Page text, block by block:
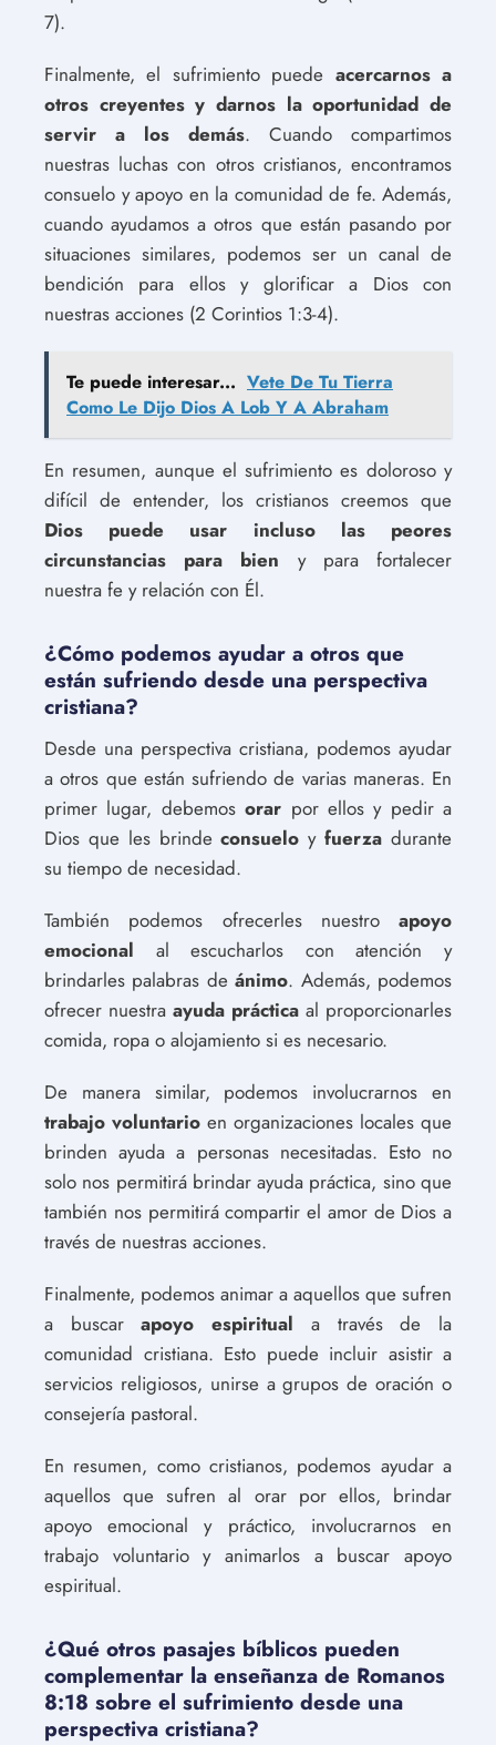
7).
Finalmente, el sufrimiento puede acercarnos a
otros creyentes y darnos la oportunidad de
servir a los demás. Cuando compartimos
nuestras luchas con otros cristianos, encontramos
consuelo y apoyo en la comunidad de fe. Además,
cuando ayudamos a otros que están pasando por
situaciones similares, podemos ser un canal de
bendición para ellos y glorificar a Dios con
nuestras acciones (2 Corintios 1:3-4).
Te puede interesar... Vete De Tu Tierra
Como Le Dijo Dios A Lob Y A Abraham
En resumen, aunque el sufrimiento es doloroso y
difícil de entender, los cristianos creemos que
Dios puede usar incluso las peores
circunstancias para bien y para fortalecer
nuestra fe y relación con Él.
¿Cómo podemos ayudar a otros que
están sufriendo desde una perspectiva
cristiana?
Desde una perspectiva cristiana, podemos ayudar
a otros que están sufriendo de varias maneras. En
primer lugar, debemosorar por ellos y pedir a
Dios que les brindeconsuelo yfuerza durante
su tiempo de necesidad.
También podemos ofrecerles nuestro apoyo
emocional al escucharlos con atención y
brindarles palabras deánimo. Además, podemos
ofrecer nuestra ayuda práctica al proporcionarles
comida, ropa o alojamiento si es necesario.
De manera similar, podemos involucrarnos en
trabajo voluntario en organizaciones locales que
brinden ayuda a personas necesitadas. Esto no
solo nos permitirá brindar ayuda práctica, sino que
también nos permitirá compartir el amor de Dios a
través de nuestras acciones.
Finalmente, podemos animar a aquellos que sufren
a buscarapoyo espiritual a través de la
comunidad cristiana. Esto puede incluir asistir a
servicios religiosos, unirse a grupos de oración o
consejería pastoral.
En resumen, como cristianos, podemos ayudar a
aquellos que sufren al orar por ellos, brindar
apoyo emocional y práctico, involucrarnos en
trabajo voluntario y animarlos a buscar apoyo
espiritual.
¿Qué otros pasajes bíblicos pueden
complementar la enseñanza de Romanos
8:18 sobre el sufrimiento desde una
perspectiva cristiana?